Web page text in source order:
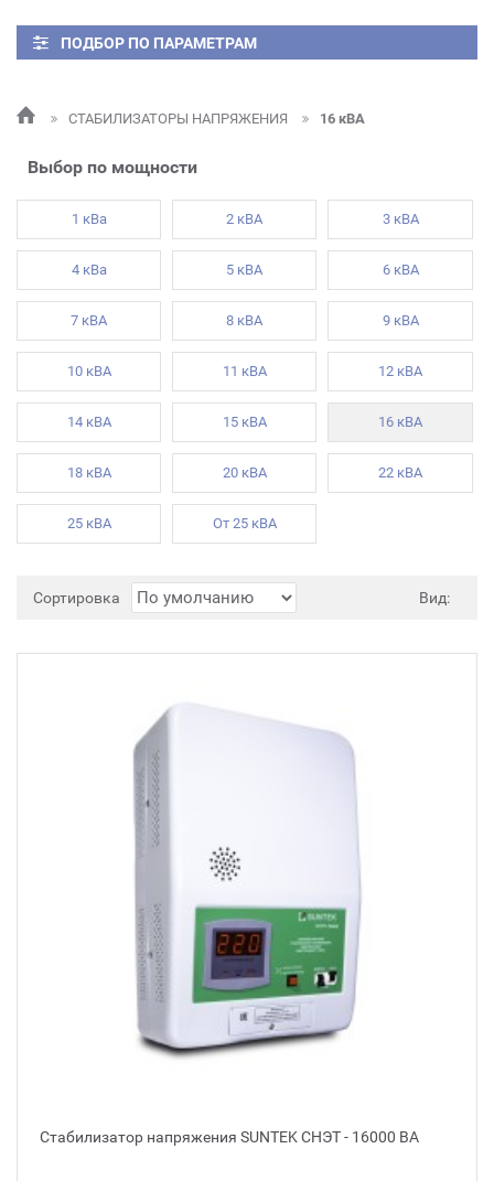
ПОДБОР ПО ПАРАМЕТРАМ
СТАБИЛИЗАТОРЫ НАПРЯЖЕНИЯ 16 кВА
Выбор по мощности
1 кВа 2 кВА 3 кВА
4 кВа 5 кВА 6 кВА
7 кВА 8 кВА 9 кВА
10 кВА 11 кВА 12 кВА
14 кВА 15 кВА 16 кВА
18 кВА 20 кВА 22 кВА
25 кВА От 25 кВА
Сортировка Вид:
Стабилизатор напряжения SUNTEK СНЭТ - 16000 ВА